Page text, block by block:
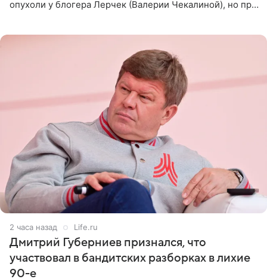
опухоли у блогера Лерчек (Валерии Чекалиной), но при
2 часа назад Life.ru
Дмитрий Губерниев признался, что
участвовал в бандитских разборках в лихие
90-е